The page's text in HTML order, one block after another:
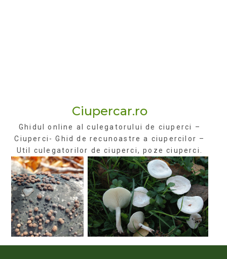
Ciupercar.ro
Ghidul online al culegatorului de ciuperci –
Ciuperci- Ghid de recunoastre a ciupercilor –
Util culegatorilor de ciuperci, poze ciuperci.